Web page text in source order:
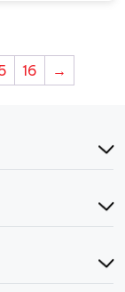
16 →